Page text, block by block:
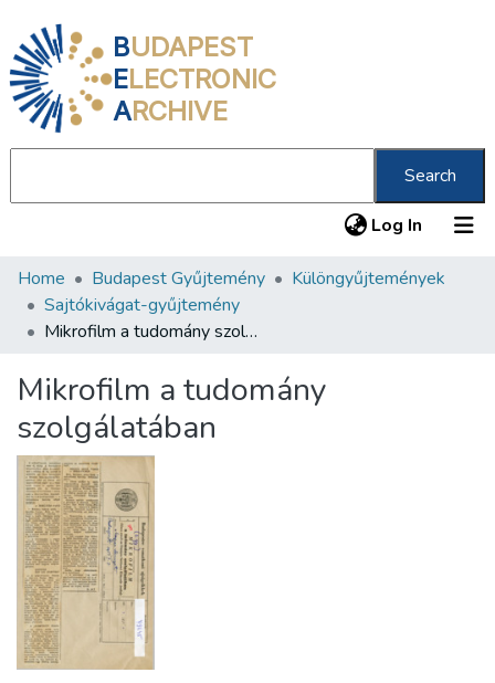
BUDAPEST
ELECTRONIC
ARCHIVE
Search
Log In (current)
Communities & Collections
All of DSpace
About us
Home Budapest Gyűjtemény
Különgyűjtemények
Sajtókivágat-gyűjtemény
Mikrofilm a tudomány szolgálatában
Mikrofilm a tudomány
szolgálatában